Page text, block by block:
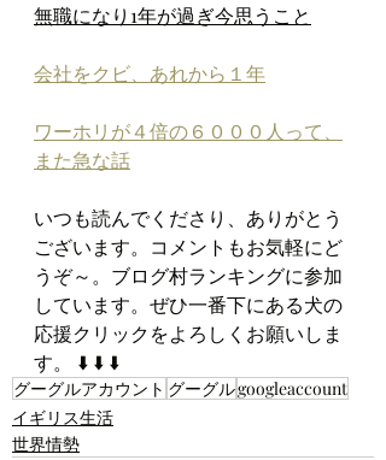
無職になり1年が過ぎ今思うこと
会社をクビ、あれから１年
ワーホリが４倍の６０００人って、
また急な話
いつも読んでくださり、ありがとう
ございます。コメントもお気軽にど
うぞ～。ブログ村ランキングに参加
しています。ぜひ一番下にある犬の
応援クリックをよろしくお願いしま
す。 ⬇️ ⬇️ ⬇️
グーグルアカウント グーグルgoogleaccount
イギリス生活
世界情勢